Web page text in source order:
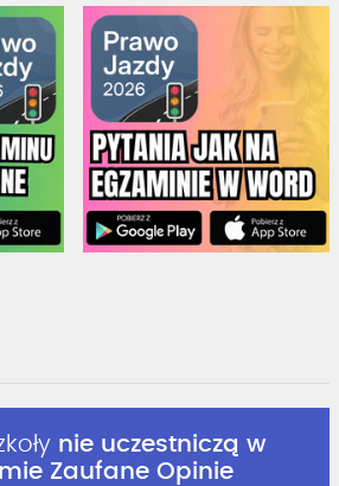
nie uczestniczą w
Zaufane Opinie